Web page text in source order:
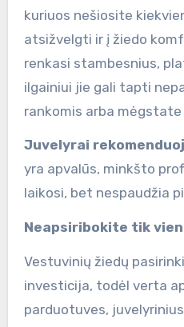
kuriuos nešiosite
atsižvelgti ir į žiedo
renkasi stambesnius,
ilgainiui jie gali tapti
rankomis arba
Juvelyrai
yra apvalūs, minkšto
laikosi, bet nespaudžia
Neapsiribokite tik
Vestuvinių žiedų
investicija, todėl verta
parduotuves,